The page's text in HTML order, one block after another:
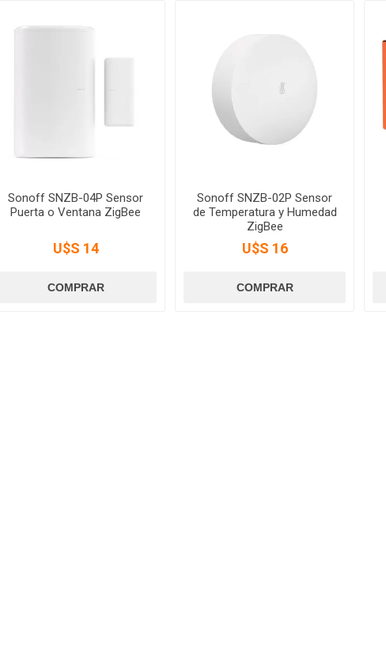
Sonoff SNZB-04P Sensor
Puerta o Ventana ZigBee
U$S 14
Sonoff SNZB-02P Sensor
de Temperatura y Humedad
ZigBee
U$S 16